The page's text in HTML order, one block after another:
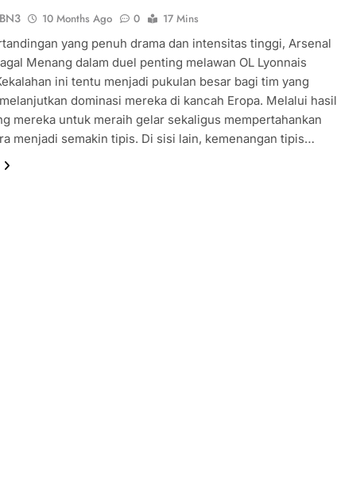
10 Months Ago 0
17 Mins
yang penuh drama dan intensitas tinggi, Arsenal
Menang dalam duel penting melawan OL Lyonnais
ini tentu menjadi pukulan besar bagi tim yang
dominasi mereka di kancah Eropa. Melalui hasil
mereka untuk meraih gelar sekaligus mempertahankan
menjadi semakin tipis. Di sisi lain, kemenangan tipis…